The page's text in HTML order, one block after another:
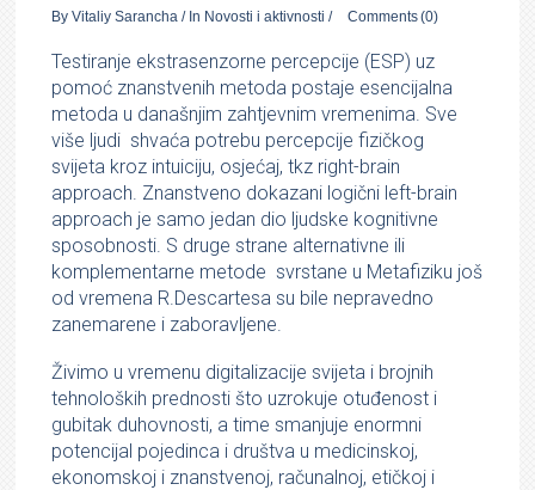
ByVitaliy Sarancha / In Novosti i aktivnosti / Comments(0)
Testiranje ekstrasenzorne percepcije (ESP) uz
pomoć znanstvenih metoda postaje esencijalna
metoda u današnjim zahtjevnim vremenima. Sve
više ljudi shvaća potrebu percepcije fizičkog
svijeta kroz intuiciju, osjećaj, tkz right-brain
approach. Znanstveno dokazani logični left-brain
approach je samo jedan dio ljudske kognitivne
sposobnosti. S druge strane alternativne ili
komplementarne metode svrstane u Metafiziku još
od vremena R.Descartesa su bile nepravedno
zanemarene i zaboravljene.
Živimo u vremenu digitalizacije svijeta i brojnih
tehnoloških prednosti što uzrokuje otuđenost i
gubitak duhovnosti, a time smanjuje enormni
potencijal pojedinca i društva u medicinskoj,
ekonomskoj i znanstvenoj, računalnoj, etičkoj i